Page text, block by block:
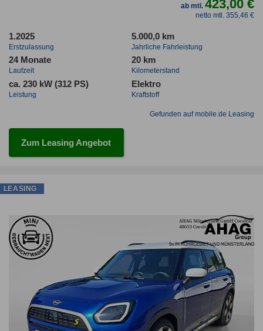
ab mtl.423,00 €
netto mtl. 355,46 €
1.2025
Erstzulassung
5.000,0 km
Jahrliche Fahrleistung
24 Monate
Laufzeit
20 km
Kilometerstand
ca. 230 kW (312 PS)
Leistung
Elektro
Kraftstoff
Gefunden auf mobile.de Leasing
Zum Leasing Angebot
LEASING